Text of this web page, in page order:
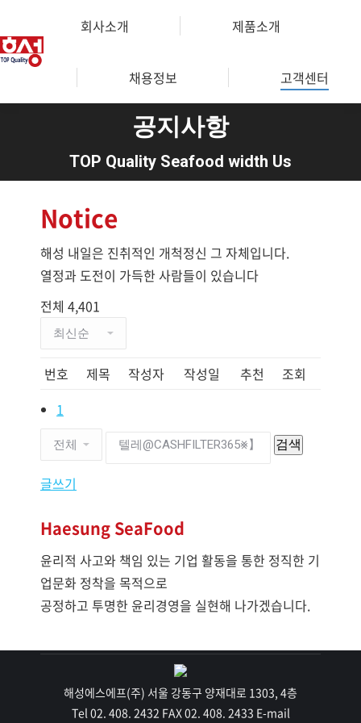
회사소개 제품소개
채용정보 고객센터
공지사항
TOP Quality Seafood width Us
You are here:
Notice
해성 내일은 진취적인 개척정신 그 자체입니다.
열정과 도전이 가득한 사람들이 있습니다
전체 4,401
번호 제목 작성자 작성일 추천
조회
1
검색
글쓰기
Haesung SeaFood
윤리적 사고와 책임 있는 기업 활동을 통한 정직한 기
업문화 정착을 목적으로
공정하고 투명한 윤리경영을 실현해 나가겠습니다.
해성에스에프(주) 서울 강동구 양재대로 1303, 4층
Tel 02. 408. 2432 FAX 02. 408. 2433 E-mail